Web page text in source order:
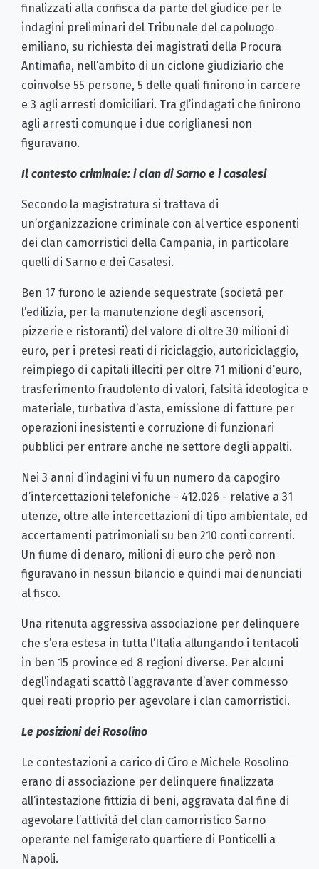
finalizzati alla confisca da parte del giudice per le
indagini preliminari del Tribunale del capoluogo
emiliano, su richiesta dei magistrati della Procura
Antimafia, nell’ambito di un ciclone giudiziario che
coinvolse 55 persone, 5 delle quali finirono in carcere
e 3 agli arresti domiciliari. Tra gl’indagati che finirono
agli arresti comunque i due coriglianesi non
figuravano.
Il contesto criminale: i clan di Sarno e i casalesi
Secondo la magistratura si trattava di
un’organizzazione criminale con al vertice esponenti
dei clan camorristici della Campania, in particolare
quelli di Sarno e dei Casalesi.
Ben 17 furono le aziende sequestrate (società per
l’edilizia, per la manutenzione degli ascensori,
pizzerie e ristoranti) del valore di oltre 30 milioni di
euro, per i pretesi reati di riciclaggio, autoriciclaggio,
reimpiego di capitali illeciti per oltre 71 milioni d’euro,
trasferimento fraudolento di valori, falsità ideologica e
materiale, turbativa d’asta, emissione di fatture per
operazioni inesistenti e corruzione di funzionari
pubblici per entrare anche ne settore degli appalti.
Nei 3 anni d’indagini vi fu un numero da capogiro
d’intercettazioni telefoniche - 412.026 - relative a 31
utenze, oltre alle intercettazioni di tipo ambientale, ed
accertamenti patrimoniali su ben 210 conti correnti.
Un fiume di denaro, milioni di euro che però non
figuravano in nessun bilancio e quindi mai denunciati
al fisco.
Una ritenuta aggressiva associazione per delinquere
che s’era estesa in tutta l’Italia allungando i tentacoli
in ben 15 province ed 8 regioni diverse. Per alcuni
degl’indagati scattò l’aggravante d’aver commesso
quei reati proprio per agevolare i clan camorristici.
Le posizioni dei Rosolino
Le contestazioni a carico di Ciro e Michele Rosolino
erano di associazione per delinquere finalizzata
all’intestazione fittizia di beni, aggravata dal fine di
agevolare l’attività del clan camorristico Sarno
operante nel famigerato quartiere di Ponticelli a
Napoli.